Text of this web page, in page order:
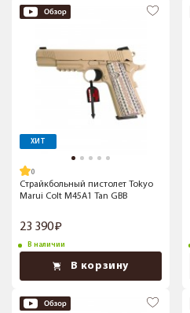
ХИТ
Страйкбольный пистолет Tokyo
Marui Colt M45A1 Tan GBB
23 390
В наличии
В корзину